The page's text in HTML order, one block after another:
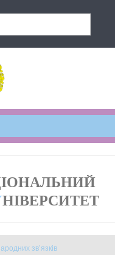
НІВЕРСИТЕТ
зв’язків